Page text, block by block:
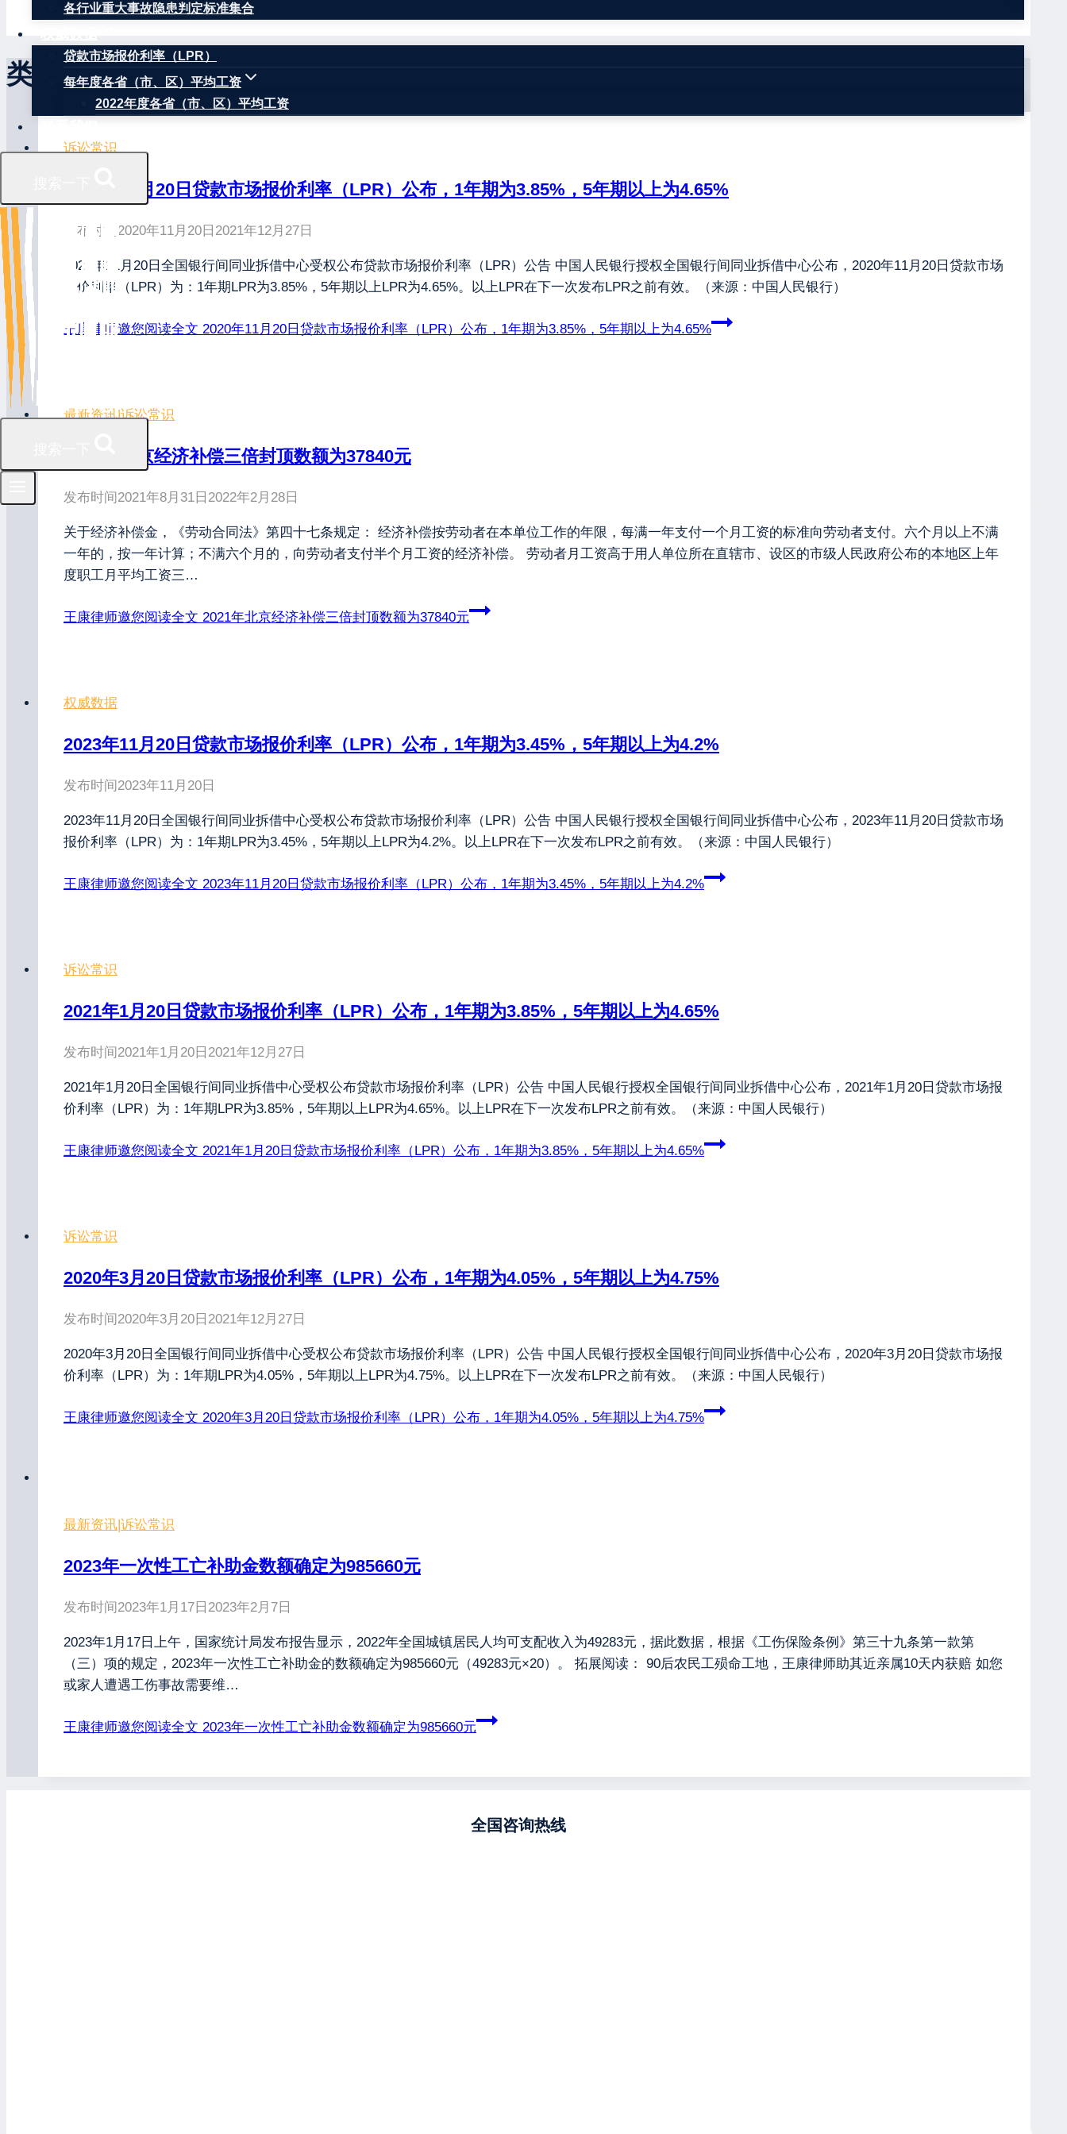
各行业重大事故隐患判定标准集合
贷款市场报价利率（LPR）
每年度各省（市、区）平均工资
2022年度各省（市、区）平均工资
类似文章
诉讼常识
2020年11月20日贷款市场报价利率（LPR）公布，1年期为3.85%，5年期以上为4.65%
发布时间 2020年11月20日 2021年12月27日
2020年11月20日全国银行间同业拆借中心受权公布贷款市场报价利率（LPR）公告 中国人民银行授权全国银行间同业拆借中心公布，2020年11月20日贷款市场
报价利率（LPR）为：1年期LPR为3.85%，5年期以上LPR为4.65%。以上LPR在下一次发布LPR之前有效。（来源：中国人民银行）
王康律师邀您阅读全文 2020年11月20日贷款市场报价利率（LPR）公布，1年期为3.85%，5年期以上为4.65%
最新资讯|诉讼常识
2021年北京经济补偿三倍封顶数额为37840元
发布时间 2021年8月31日 2022年2月28日
关于经济补偿金，《劳动合同法》第四十七条规定： 经济补偿按劳动者在本单位工作的年限，每满一年支付一个月工资的标准向劳动者支付。六个月以上不满
一年的，按一年计算；不满六个月的，向劳动者支付半个月工资的经济补偿。 劳动者月工资高于用人单位所在直辖市、设区的市级人民政府公布的本地区上年
度职工月平均工资三…
王康律师邀您阅读全文 2021年北京经济补偿三倍封顶数额为37840元
权威数据
2023年11月20日贷款市场报价利率（LPR）公布，1年期为3.45%，5年期以上为4.2%
发布时间 2023年11月20日
2023年11月20日全国银行间同业拆借中心受权公布贷款市场报价利率（LPR）公告 中国人民银行授权全国银行间同业拆借中心公布，2023年11月20日贷款市场
报价利率（LPR）为：1年期LPR为3.45%，5年期以上LPR为4.2%。以上LPR在下一次发布LPR之前有效。（来源：中国人民银行）
王康律师邀您阅读全文 2023年11月20日贷款市场报价利率（LPR）公布，1年期为3.45%，5年期以上为4.2%
诉讼常识
2021年1月20日贷款市场报价利率（LPR）公布，1年期为3.85%，5年期以上为4.65%
发布时间 2021年1月20日 2021年12月27日
2021年1月20日全国银行间同业拆借中心受权公布贷款市场报价利率（LPR）公告 中国人民银行授权全国银行间同业拆借中心公布，2021年1月20日贷款市场报
价利率（LPR）为：1年期LPR为3.85%，5年期以上LPR为4.65%。以上LPR在下一次发布LPR之前有效。（来源：中国人民银行）
王康律师邀您阅读全文 2021年1月20日贷款市场报价利率（LPR）公布，1年期为3.85%，5年期以上为4.65%
诉讼常识
2020年3月20日贷款市场报价利率（LPR）公布，1年期为4.05%，5年期以上为4.75%
发布时间 2020年3月20日 2021年12月27日
2020年3月20日全国银行间同业拆借中心受权公布贷款市场报价利率（LPR）公告 中国人民银行授权全国银行间同业拆借中心公布，2020年3月20日贷款市场报
价利率（LPR）为：1年期LPR为4.05%，5年期以上LPR为4.75%。以上LPR在下一次发布LPR之前有效。（来源：中国人民银行）
王康律师邀您阅读全文 2020年3月20日贷款市场报价利率（LPR）公布，1年期为4.05%，5年期以上为4.75%
最新资讯 诉讼常识
2023年一次性工亡补助金数额确定为985660元
发布时间 2023年1月17日 2023年2月7日
2023年1月17日上午，国家统计局发布报告显示，2022年全国城镇居民人均可支配收入为49283元，据此数据，根据《工伤保险条例》第三十九条第一款第
（三）项的规定，2023年一次性工亡补助金的数额确定为985660元（49283元×20）。 拓展阅读： 90后农民工殒命工地，王康律师助其近亲属10天内获赔 如您
或家人遭遇工伤事故需要维…
王康律师邀您阅读全文 2023年一次性工亡补助金数额确定为985660元
全国咨询热线